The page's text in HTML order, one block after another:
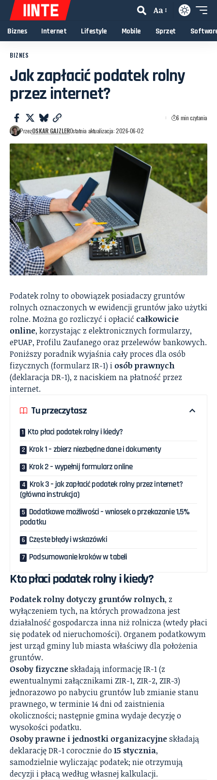
Aa
Biznes Internet Lifestyle Mobile Sprzęt
BIZNES
Jak zapłacić podatek rolny
przez internet?
PrzezOSKAR GAJZLEROstatnia aktualizacja: 2026-06-02
6 min czytania
Podatek rolny to obowiązek posiadaczy gruntów
rolnych oznaczonych w ewidencji gruntów jako użytki
rolne. Można go rozliczyć i opłacić całkowicie
online, korzystając z elektronicznych formularzy,
ePUAP, Profilu Zaufanego oraz przelewów bankowych.
Poniższy poradnik wyjaśnia cały proces dla osób
fizycznych (formularz IR-1) i osób prawnych
(deklaracja DR-1), z naciskiem na płatność przez
internet.
Tu przeczytasz
Kto płaci podatek rolny i kiedy?
Krok 1 – zbierz niezbędne dane i dokumenty
Krok 2 – wypełnij formularz online
Krok 3 – jak zapłacić podatek rolny przez internet?
(główna instrukcja)
Dodatkowe możliwości – wniosek o przekazanie 1,5%
podatku
Częste błędy i wskazówki
Podsumowanie kroków w tabeli
Kto płaci podatek rolny i kiedy?
Podatek rolny dotyczy gruntów rolnych, z
wyłączeniem tych, na których prowadzona jest
działalność gospodarcza inna niż rolnicza (wtedy płaci
się podatek od nieruchomości). Organem podatkowym
jest urząd gminy lub miasta właściwy dla położenia
gruntów.
Osoby fizyczneskładają informację IR-1 (z
ewentualnymi załącznikami ZIR-1, ZIR-2, ZIR-3)
jednorazowo po nabyciu gruntów lub zmianie stanu
prawnego, w terminie 14 dni od zaistnienia
okoliczności; następnie gmina wydaje decyzję o
wysokości podatku.
Osoby prawne i jednostki organizacyjneskładają
deklarację DR-1 corocznie do 15 stycznia,
samodzielnie wyliczając podatek; nie otrzymują
decyzji i płacą według własnej kalkulacji.